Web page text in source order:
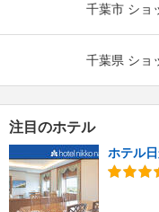
千葉市 ショ
千葉県 ショ
注目のホテル
ホテル